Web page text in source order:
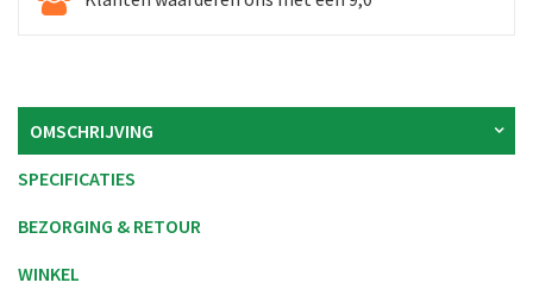
OMSCHRIJVING
SPECIFICATIES
BEZORGING & RETOUR
WINKEL